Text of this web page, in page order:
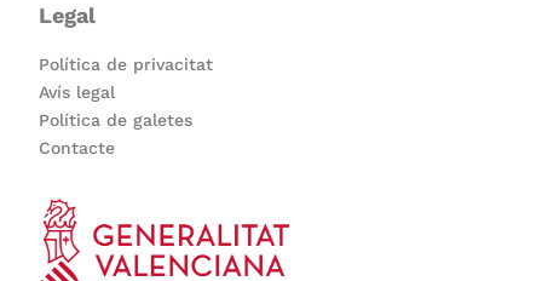
Legal
Política de privacitat
Avís legal
Política de galetes
Contacte